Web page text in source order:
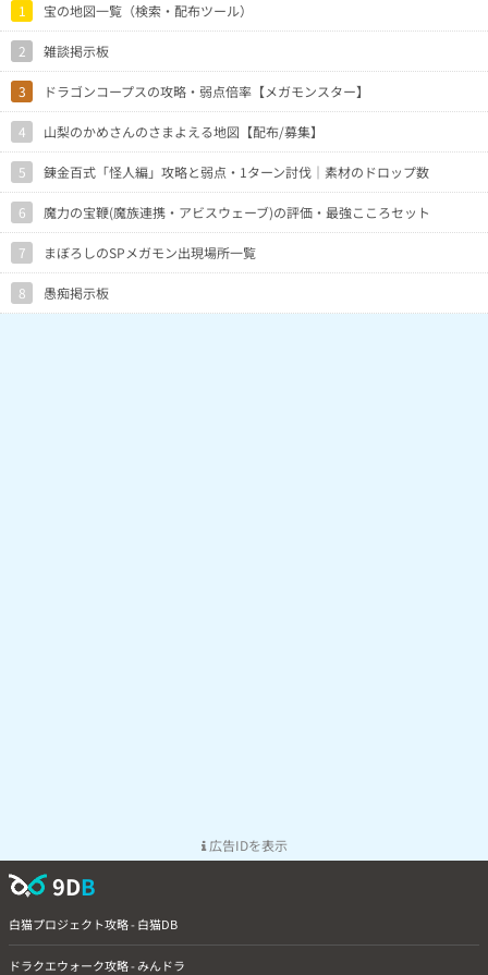
1 宝の地図一覧（検索・配布ツール）
2 雑談掲示板
3 ドラゴンコープスの攻略・弱点倍率【メガモンスター】
4 山梨のかめさんのさまよえる地図【配布/募集】
5 錬金百式「怪人編」攻略と弱点・1ターン討伐｜素材のドロップ数
6 魔力の宝鞭(魔族連携・アビスウェーブ)の評価・最強こころセット
7 まぼろしのSPメガモン出現場所一覧
8 愚痴掲示板
広告IDを表示
9DB
白猫プロジェクト攻略 - 白猫DB
ドラクエウォーク攻略 - みんドラ